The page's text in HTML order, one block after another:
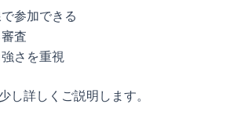
参加できる
査
さを重視
し詳しくご説明します。